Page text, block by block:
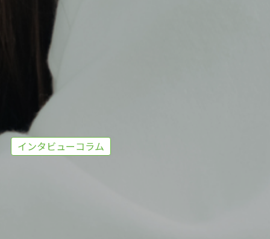
インタビューコラム